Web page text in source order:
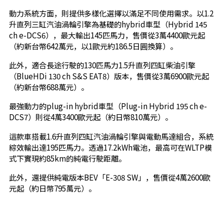
動力系統方面，則提供多樣化選擇以滿足不同使用需求。以1.2
升直列三缸汽油渦輪引擎為基礎的hybrid車型（Hybrid 145
ch e-DCS6），最大輸出145匹馬力，售價從3萬4400歐元起
（約新台幣642萬元，以1歐元約186.5日圓換算）。
此外，適合長途行駛的130匹馬力1.5升直列四缸柴油引擎
（BlueHDi 130 ch S&S EAT8）版本，售價從3萬6900歐元起
（約新台幣688萬元）。
最強動力的plug-in hybrid車型（Plug-in Hybrid 195 ch e-
DCS7）則從4萬3400歐元起（約日幣810萬元）。
這款車搭載1.6升直列四缸汽油渦輪引擎與電動馬達組合，系統
綜效輸出達195匹馬力。透過17.2kWh電池，最高可在WLTP模
式下實現約85km的純電行駛距離。
此外，還提供純電版本BEV「E-308 SW」，售價從4萬2600歐
元起（約日幣795萬元）。